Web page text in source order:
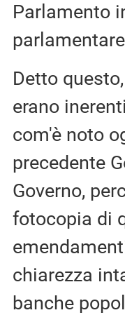
Parlamento
Detto
erano
com'è noto
precedente
Governo,
fotocopia di
chiarezza
banche